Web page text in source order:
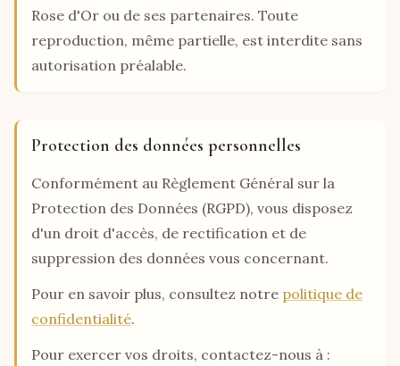
Rose d'Or ou de ses partenaires. Toute
reproduction, même partielle, est interdite sans
autorisation préalable.
Protection des données personnelles
Conformément au Règlement Général sur la
Protection des Données (RGPD), vous disposez
d'un droit d'accès, de rectification et de
suppression des données vous concernant.
Pour en savoir plus, consultez notre politique de
confidentialité.
Pour exercer vos droits, contactez-nous à :